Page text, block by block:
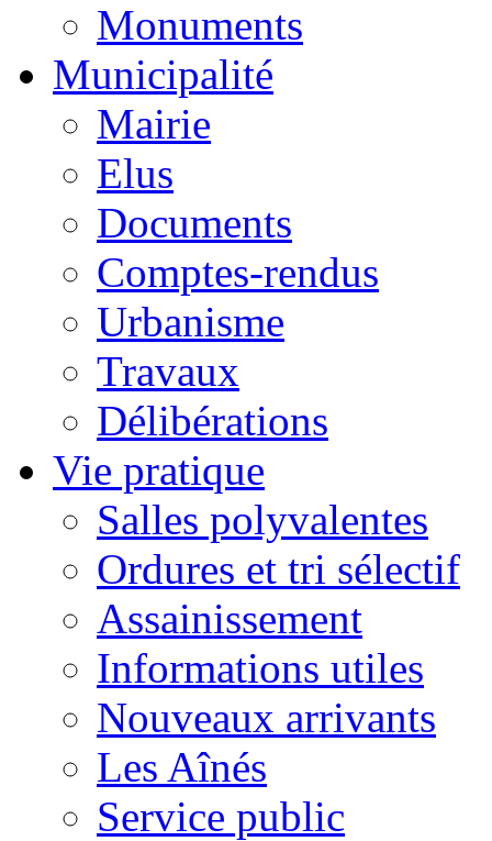
Monuments
Municipalité
Mairie
Elus
Documents
Comptes-rendus
Urbanisme
Travaux
Délibérations
Vie pratique
Salles polyvalentes
Ordures et tri sélectif
Assainissement
Informations utiles
Nouveaux arrivants
Les Aînés
Service public